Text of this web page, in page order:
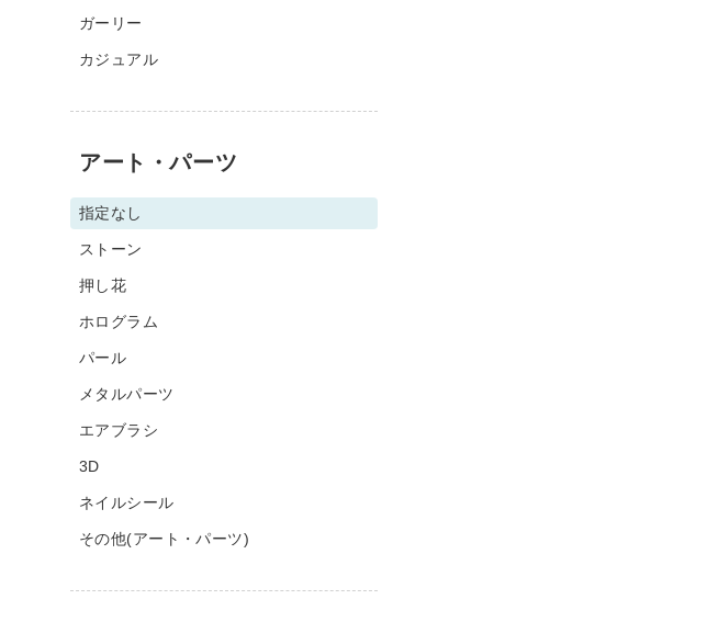
ガーリー
カジュアル
アート・パーツ
指定なし
ストーン
押し花
ホログラム
パール
メタルパーツ
エアブラシ
3D
ネイルシール
その他(アート・パーツ)